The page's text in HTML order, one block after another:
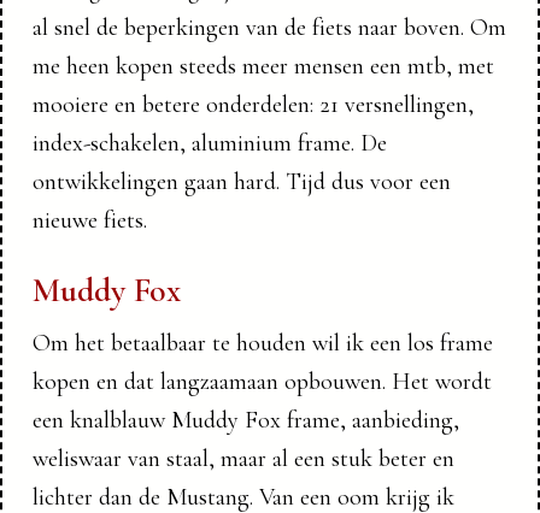
al snel de beperkingen van de fiets naar boven. Om
me heen kopen steeds meer mensen een mtb, met
mooiere en betere onderdelen: 21 versnellingen,
index-schakelen, aluminium frame. De
ontwikkelingen gaan hard. Tijd dus voor een
nieuwe fiets.
Muddy Fox
Om het betaalbaar te houden wil ik een los frame
kopen en dat langzaamaan opbouwen. Het wordt
een knalblauw Muddy Fox frame, aanbieding,
weliswaar van staal, maar al een stuk beter en
lichter dan de Mustang. Van een oom krijg ik